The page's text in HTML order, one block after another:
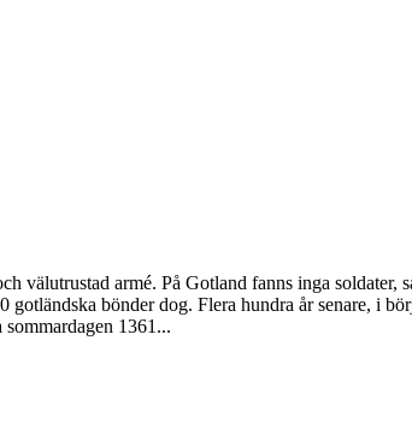
välutrustad armé. På Gotland fanns inga soldater,
bönder dog. Flera hundra år senare, i
1361...